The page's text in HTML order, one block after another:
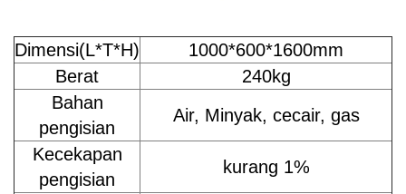
Dimensi(L*T*H)
1000*600*1600mm
Berat
240kg
Bahan
pengisian
Air, Minyak, cecair, gas
Kecekapan
pengisian
kurang 1%